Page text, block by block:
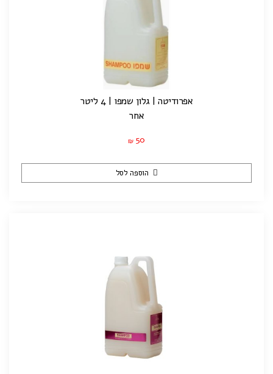
אפרודיטה | גלון שמפו | 4 ליטר
אחר
₪ 50
הוספה לסל